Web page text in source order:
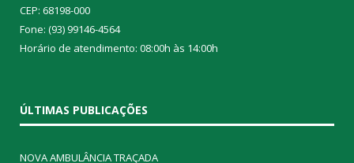
CEP: 68198-000
Fone: (93) 99146-4564
Horário de atendimento: 08:00h às 14:00h
ÚLTIMAS PUBLICAÇÕES
NOVA AMBULÂNCIA TRAÇADA